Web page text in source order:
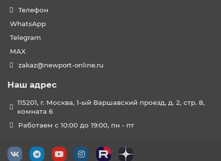
Телефон
WhatsApp
Telegram
MAX
zakaz@newport-online.ru
Наш адрес
115201, г. Москва, 1-ый Варшавский проезд, д. 2, стр. 8,
комната 6
Работаем с 10:00 до 19:00, пн - пт